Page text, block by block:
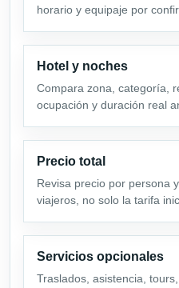
horario y equipaje por
Hotel y noches
Compara zona, categoría,
ocupación y duración real
Precio total
Revisa precio por persona
viajeros, no solo la tarifa
Servicios opcionales
Traslados, asistencia,